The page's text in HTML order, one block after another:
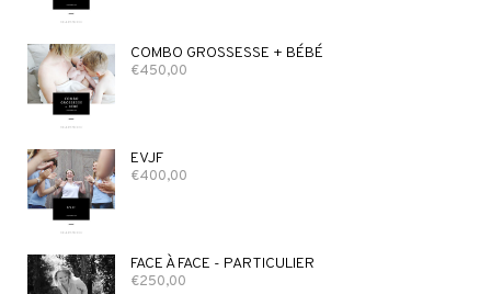
COMBO GROSSESSE + BÉBÉ
€450,00
EVJF
€400,00
FACE À FACE - PARTICULIER
€250,00